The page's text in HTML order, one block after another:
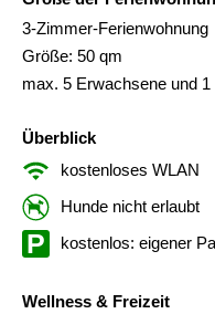
3-Zimmer-Ferienwohnung
Größe: 50 qm
max. 5 Erwachsene und
Überblick
kostenloses WLAN
Hunde nicht erlaubt
kostenlos: eigener
Wellness & Freizeit